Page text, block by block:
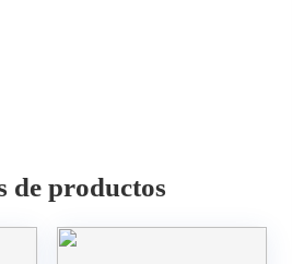
de productos